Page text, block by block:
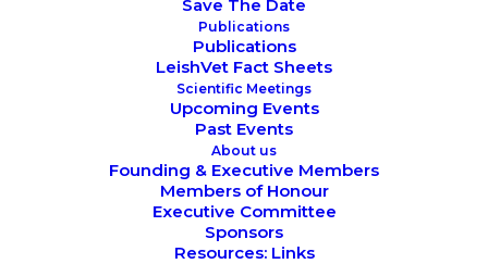
Save The Date
Publications
Publications
LeishVet Fact Sheets
Scientific Meetings
Upcoming Events
Past Events
About us
Founding & Executive Members
Members of Honour
Executive Committee
Sponsors
Resources: Links